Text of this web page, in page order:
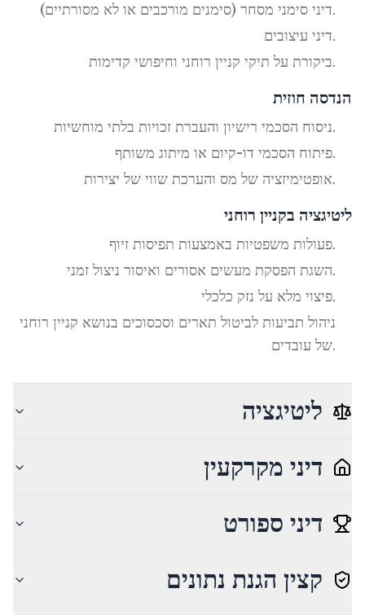
דיני סימני מסחר (סימנים מורכבים או לא מסורתיים).
דיני עיצובים.
ביקורת על תיקי קניין רוחני וחיפושי קדימות.
הנדסה חוזית
ניסוח הסכמי רישיון והעברת זכויות בלתי מוחשיות.
פיתוח הסכמי דו-קיום או מיתוג משותף.
אופטימיזציה של מס והערכת שווי של יצירות.
ליטיגציה בקניין רוחני
פעולות משפטיות באמצעות תפיסות זיוף.
השגת הפסקת מעשים אסורים ואיסור ניצול זמני.
פיצוי מלא על נזק כלכלי.
ניהול תביעות לביטול תארים וסכסוכים בנושא קניין רוחני
של עובדים.
ליטיגציה
דיני מקרקעין
דיני ספורט
קצין הגנת נתונים